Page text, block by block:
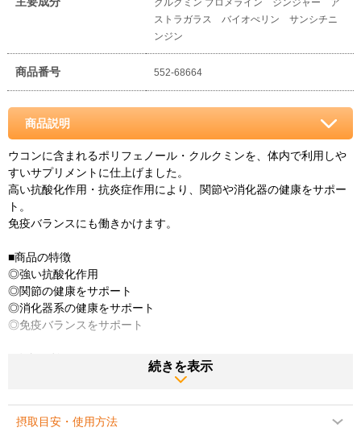
クルクミン ブロメライン ジンジャー ア
ストラガラス バイオぺリン サンシチニ
ンジン
商品番号 552-68664
商品説明
ウコンに含まれるポリフェノール・クルクミンを、体内で利用しや
すいサプリメントに仕上げました。
高い抗酸化作用・抗炎症作用により、関節や消化器の健康をサポー
ト。
免疫バランスにも働きかけます。
■商品の特徴
◎強い抗酸化作用
◎関節の健康をサポート
◎消化器系の健康をサポート
◎免疫バランスをサポート
■体内で利用されやすいクルクミン
クルクミンはウコンから抽出される強力なポリフェノールです。
関節や消化器、免疫系のバランスに働きかけ、体内の炎症反応をサ
ポート。
続きを表示
摂取目安・使用方法